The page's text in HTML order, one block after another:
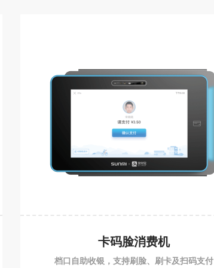
卡码脸消费机
档口自助收银，支持刷脸、刷卡及扫码支付